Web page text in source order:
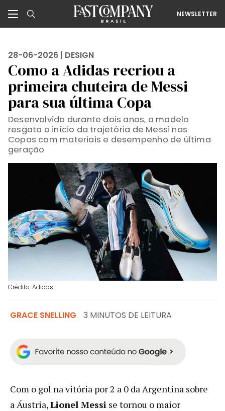
NEWSLETTER
28-06-2026 | DESIGN
Como a Adidas recriou a
primeira chuteira de Messi
para sua última Copa
Desenvolvido durante dois anos, o modelo
resgata o início da trajetória de Messi nas
Copas com materiais e desempenho de última
geração
Crédito: Adidas
GRACE SNELLING 3 MINUTOS DE LEITURA
Com o gol na vitória por 2 a 0 da Argentina sobre
a Áustria,Lionel Messi se tornou o maior